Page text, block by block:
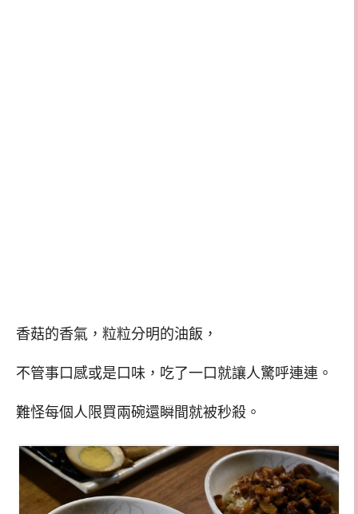
香菇的香氣，粒粒分明的油飯，
不管事口感或是口味，吃了一口就讓人驚呼連連。
難怪每個人限買兩碗還瞬間就被秒殺。